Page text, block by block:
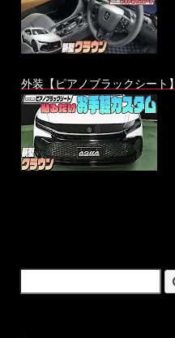
外装【ピアノブラックシート】